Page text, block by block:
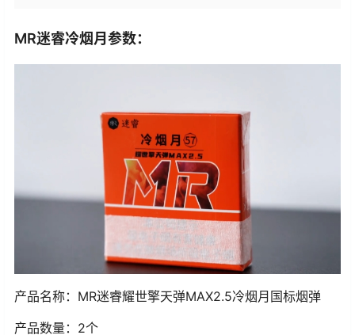
MR迷睿冷烟月参数：
产品名称：MR迷睿耀世擎天弹MAX2.5冷烟月国标烟弹
产品数量：2个